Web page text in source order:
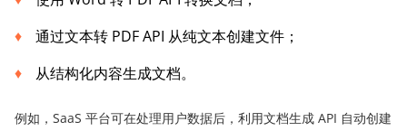
通过文本转 PDF API 从纯文本创建文件；
从结构化内容生成文档。
例如，SaaS 平台可在处理用户数据后，利用文档生成 API 自动创建